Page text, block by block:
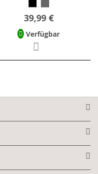
39,99 €
Verfügbar